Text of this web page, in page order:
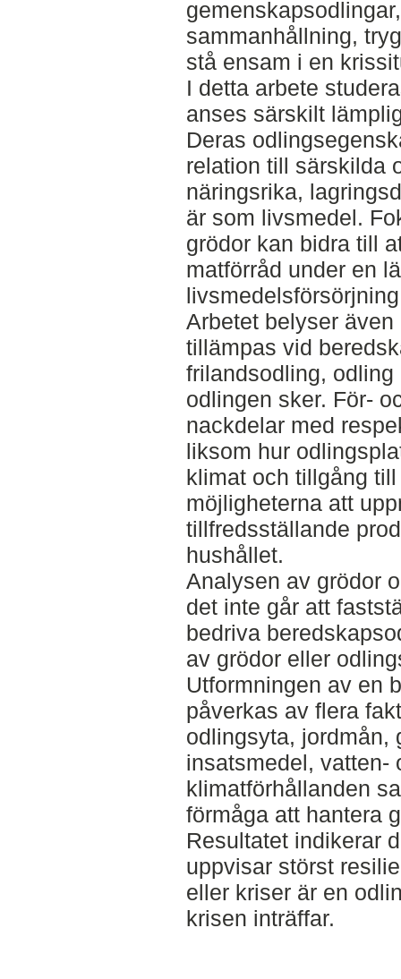
sammanhållning,
stå ensam i en
I detta arbete
anses särskilt
Deras
relation till särskilda
näringsrika,
är som livsmedel.
grödor kan bidra till
matförråd under en
Arbetet belyser
tillämpas vid
frilandsodling,
odlingen sker. För-
nackdelar med
liksom hur
klimat och tillgång
möjligheterna att
tillfredsställande
hushållet.
Analysen av grödor
det inte går att
bedriva
av grödor eller
Utformningen av en
påverkas av flera
odlingsyta, jordmån,
insatsmedel, vatten-
klimatförhållanden
förmåga att hantera
Resultatet indikerar
uppvisar störst
eller kriser är en
krisen inträffar.